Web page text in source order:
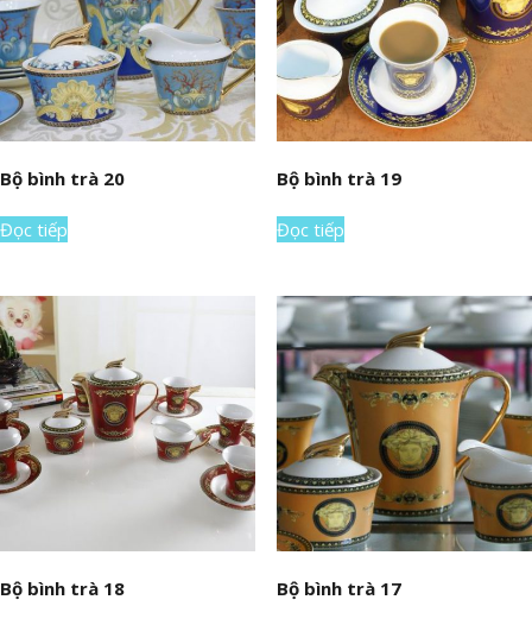
Bộ bình trà 20
Đọc tiếp
Bộ bình trà 19
Đọc tiếp
Bộ bình trà 18 Bộ bình trà 17